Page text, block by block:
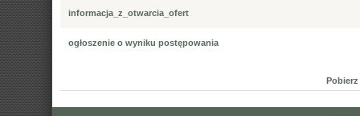
informacja_z_otwarcia_ofert
ogłoszenie o wyniku postępowania